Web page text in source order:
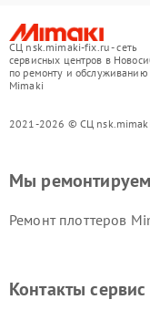
СЦ nsk.mimaki-fix.ru - сеть
сервисных центров в
по ремонту и обслуживанию
Mimaki
2021-2026 © СЦ
Мы ремонтируем
Ремонт плоттеров
Контакты